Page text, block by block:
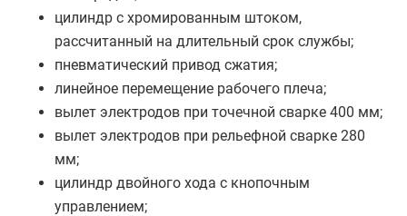
цилиндр с хромированным штоком,
рассчитанный на длительный срок службы;
пневматический привод сжатия;
линейное перемещение рабочего плеча;
вылет электродов при точечной сварке 400 мм;
вылет электродов при рельефной сварке 280
мм;
цилиндр двойного хода с кнопочным
управлением;